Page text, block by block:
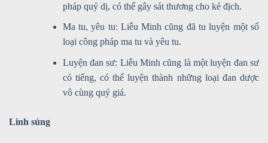
pháp quỷ dị, có thể gây sát thương cho kẻ địch.
Ma tu, yêu tu: Liễu Minh cũng đã tu luyện một số
loại công pháp ma tu và yêu tu.
Luyện đan sư: Liễu Minh cũng là một luyện đan sư
có tiếng, có thể luyện thành những loại đan dược
vô cùng quý giá.
Linh sủng